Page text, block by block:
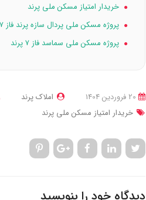
خریدار امتیاز مسکن ملی پرند
پروژه مسکن ملی پردال سازه پرند فاز ۷
پروژه مسکن ملی سماسد فاز ۷ پرند
املاک پرند
خریدار امتیاز مسکن ملی پرند
دیدگاه خود را بنویسید